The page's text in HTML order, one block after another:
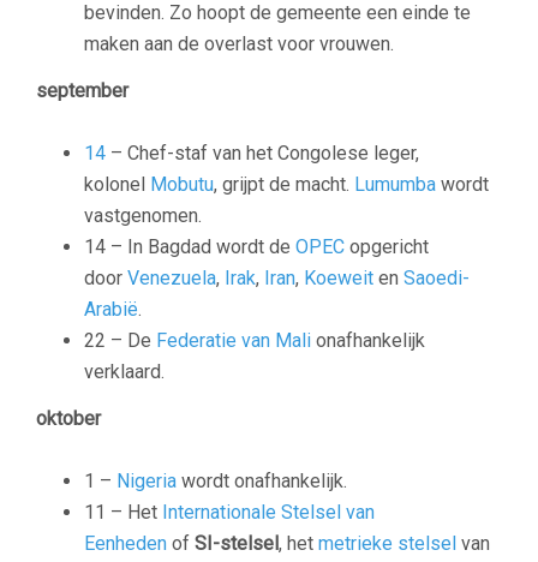
bevinden. Zo hoopt de gemeente een einde te
maken aan de overlast voor vrouwen.
september
14 – Chef-staf van het Congolese leger,
kolonel Mobutu, grijpt de macht. Lumumba wordt
vastgenomen.
14 – In Bagdad wordt de OPEC opgericht
door Venezuela, Irak, Iran, Koeweit en Saoedi-
Arabië.
22 – De Federatie van Mali onafhankelijk
verklaard.
oktober
1 – Nigeria wordt onafhankelijk.
11 – Het Internationale Stelsel van
Eenheden of SI-stelsel, het metrieke stelsel van